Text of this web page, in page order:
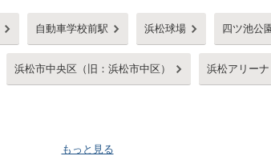
自動車学校前駅 浜松球場 四ツ池公
浜松市中央区（旧：浜松市中区） 浜松アリーナ
もっと見る